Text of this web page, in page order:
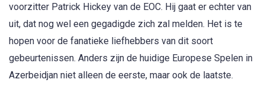
voorzitter Patrick Hickey van de EOC. Hij gaat er echter van
uit, dat nog wel een gegadigde zich zal melden. Het is te
hopen voor de fanatieke liefhebbers van dit soort
gebeurtenissen. Anders zijn de huidige Europese Spelen in
Azerbeidjan niet alleen de eerste, maar ook de laatste.